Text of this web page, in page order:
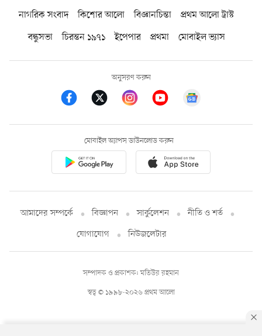
নাগরিক সংবাদ কিশোর আলো বিজ্ঞানচিন্তা
প্রথম আলো ট্রাস্ট
বন্ধুসভা
চিরন্তন ১৯৭১ ইপেপার প্রথমা মোবাইল ভ্যাস
অনুসরণ করুন
মোবাইল অ্যাপস ডাউনলোড করুন
আমাদের সম্পর্কে বিজ্ঞাপন সার্কুলেশন
নীতি ও শর্ত
যোগাযোগ
নিউজলেটার
স্বত্ব © ১৯৯৮-২০২৬ প্রথম আলো
সম্পাদক ও প্রকাশক: মতিউর রহমান